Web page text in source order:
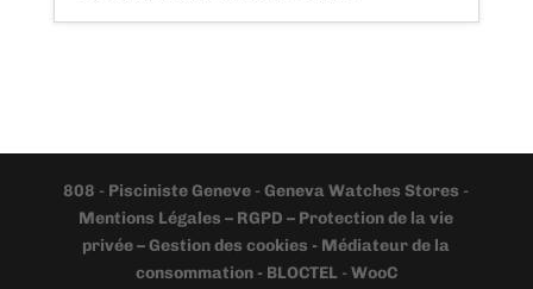
808 - Pisciniste Geneve -Geneva Watches Stores -
Mentions Légales – RGPD – Protection de la vie
privée – Gestion des cookies - Médiateur de la
consommation - BLOCTEL -WooC